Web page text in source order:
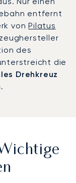
entfernt
vonPilatus
des
die
Drehkreuz